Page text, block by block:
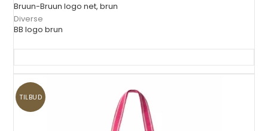
Bruun-Bruun logo net, brun
Diverse
BB logo brun
TILBUD